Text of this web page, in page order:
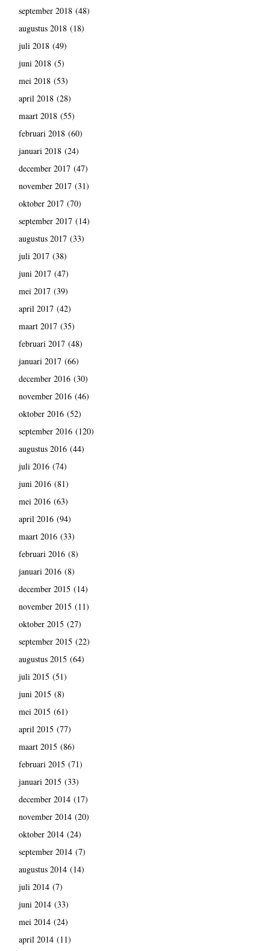
september 2018(48)
augustus 2018(18)
juli 2018(49)
juni 2018(5)
mei 2018(53)
april 2018(28)
maart 2018(55)
februari 2018(60)
januari 2018(24)
december 2017(47)
november 2017(31)
oktober 2017(70)
september 2017(14)
augustus 2017(33)
juli 2017(38)
juni 2017(47)
mei 2017(39)
april 2017(42)
maart 2017(35)
februari 2017(48)
januari 2017(66)
december 2016(30)
november 2016(46)
oktober 2016(52)
september 2016(120)
augustus 2016(44)
juli 2016(74)
juni 2016(81)
mei 2016(63)
april 2016(94)
maart 2016(33)
februari 2016(8)
januari 2016(8)
december 2015 (14)
november 2015 (11)
oktober 2015 (27)
september 2015 (22)
augustus 2015 (64)
juli 2015 (51)
juni 2015 (8)
mei 2015 (61)
april 2015 (77)
maart 2015 (86)
februari 2015 (71)
januari 2015 (33)
december 2014(17)
november 2014(20)
oktober 2014(24)
september 2014(7)
augustus 2014(14)
juli 2014(7)
juni 2014(33)
mei 2014(24)
april 2014(11)